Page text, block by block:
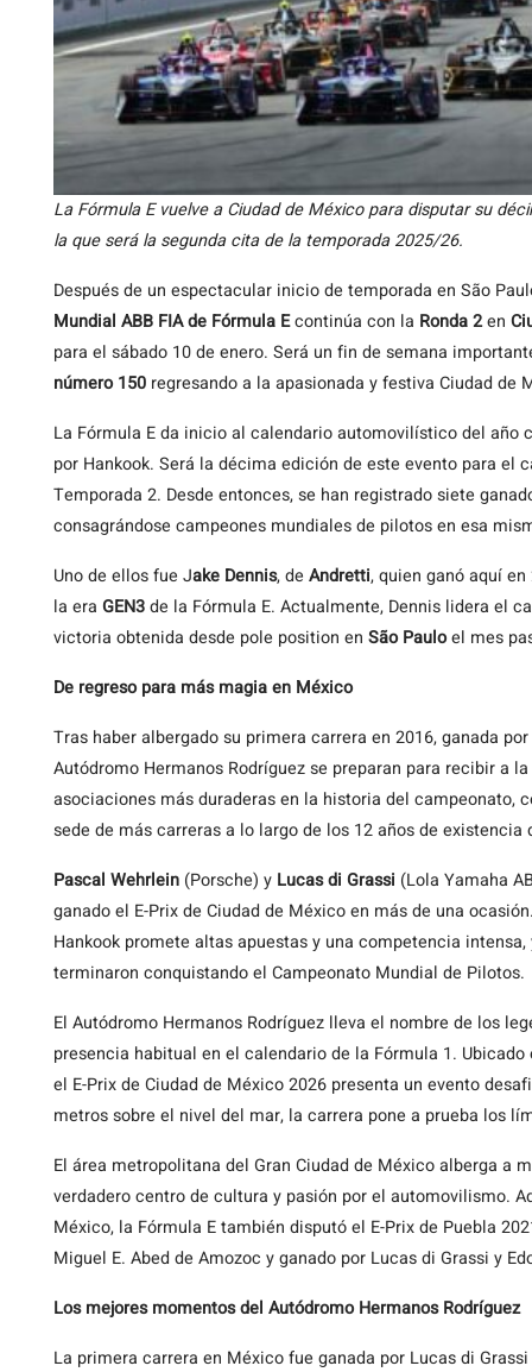
La Fórmula E vuelve a Ciudad de México para disputar su
la que será la segunda cita de la temporada 2025/26.
Después de un espectacular inicio de temporada en São
Mundial ABB FIA de Fórmula Econtinúa con la Ronda 2en
para el sábado 10 de enero. Será un fin de semana
número 150 regresando a la apasionada y festiva Ciudad de
La Fórmula E da inicio al calendario automovilístico del año
por Hankook. Será la décima edición de este evento para el
Temporada 2. Desde entonces, se han registrado siete
consagrándose campeones mundiales de pilotos en esa
Uno de ellos fue Jake Dennis, de Andretti, quien ganó aquí
la era GEN3de la Fórmula E. Actualmente, Dennis lidera el
victoria obtenida desde pole position en São Pauloel mes
De regreso para más magia en México
Tras haber albergado su primera carrera en 2016, ganada por
Autódromo Hermanos Rodríguez se preparan para recibir a
asociaciones más duraderas en la historia del campeonato,
sede de más carreras a lo largo de los 12 años de existencia
Pascal Wehrlein (Porsche) y Lucas di Grassi (Lola Yamaha
ganado el E-Prix de Ciudad de México en más de una
Hankook promete altas apuestas y una competencia
terminaron conquistando el Campeonato Mundial de Pilotos.
El Autódromo Hermanos Rodríguez lleva el nombre de los
presencia habitual en el calendario de la Fórmula 1.
el E-Prix de Ciudad de México 2026 presenta un evento
metros sobre el nivel del mar, la carrera pone a prueba los
El área metropolitana del Gran Ciudad de México alberga a
verdadero centro de cultura y pasión por el automovilismo.
México, la Fórmula E también disputó el E-Prix de Puebla
Miguel E. Abed de Amozoc y ganado por Lucas di Grassi y
Los mejores momentos del Autódromo Hermanos Rodríguez
La primera carrera en México fue ganada por Lucas di